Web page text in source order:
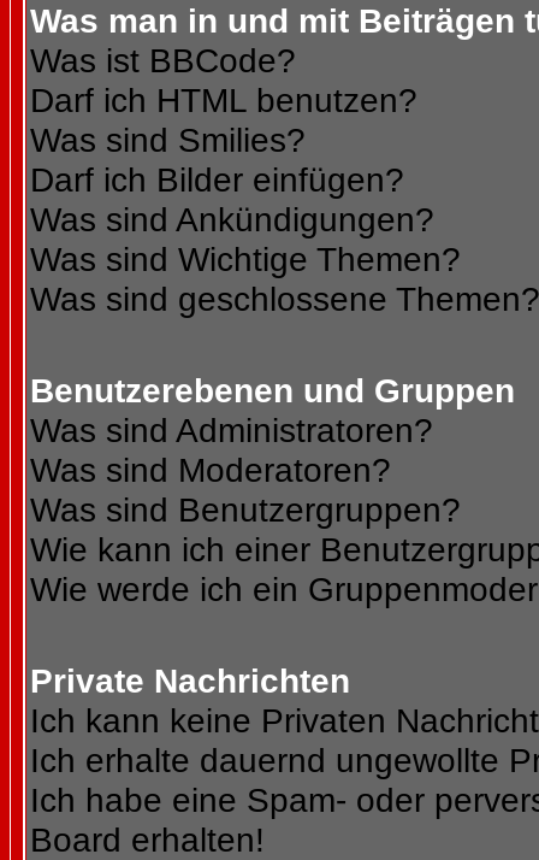
Was man in und mit Beiträgen
Was ist BBCode?
Darf ich HTML benutzen?
Was sind Smilies?
Darf ich Bilder einfügen?
Was sind Ankündigungen?
Was sind Wichtige Themen?
Was sind geschlossene Themen?
Benutzerebenen und Gruppen
Was sind Administratoren?
Was sind Moderatoren?
Was sind Benutzergruppen?
Wie kann ich einer
Wie werde ich ein
Private Nachrichten
Ich kann keine Privaten
Ich erhalte dauernd ungewollte
Ich habe eine Spam- oder
Board erhalten!